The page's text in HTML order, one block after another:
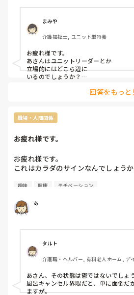
○○さん(あ)に怒られちゃうでしょ
スタッフ。スタッフaさんが聞いてい
には怒られないからリビングで着替
になりますよね。
私が気に入らないのはわかってます。
利用者さんをバカにしているんだなと
私に怒られるからって言い方にも。
てしまいました。
上記が不適切ケアにあたるのか虐待
メンタルが…。
80代で動けているのはすごいかもしれ
しかしここでのやるべき仕事、ここ
任せな感覚等。
仕事なのに出来ません！とミーティ
立ちます。
一生懸命利用者さんを想い支援して
ション下がりますし、
まみや
介護福祉士, ユニット型特養
お疲れ様です。
あさんはユニットリーダーとか
立場的にはどこら辺に
いるのでしょうか？
そして、着替えはどの辺までの
着替えをホールでやっている
であれば、居室でやったのが
手っ取り早いですよね？！
とかでも、絶対に居室での着替え
とか、個室で対応しますね！
ミーティングで、出来ません！
というならどうしたらできるか
ミーティング中に聞いては
本人の意図がわかるかもしれません
業務のコレは統一して行いましょう
回答をもっと
職場・人間関係
お疲れ様です。
お疲れ様です。
これはカラダのサインなんでしょうか
先週あたりから…お恥ずかしいので
4日間目で何とか入りました。(お休み
自分ではそれがまずい状態とは分から
仕事辞めたらと。
お風呂に入る事はいろんな工程があ
けのに)
趣味 健康 モチベーション
あ
タルト
介護職・ヘルパー, 有料老人ホーム, デ
あさん、その状態は鬱ではないでしょ
風呂キャンセル界隈だと、単に面倒
ますが。